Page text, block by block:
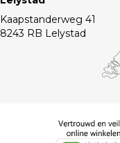
Kaapstanderweg 41
8243 RB Lelystad